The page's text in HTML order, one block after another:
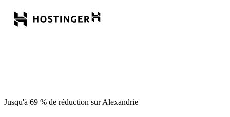
Jusqu'à 69 % de réduction sur Alexandrie